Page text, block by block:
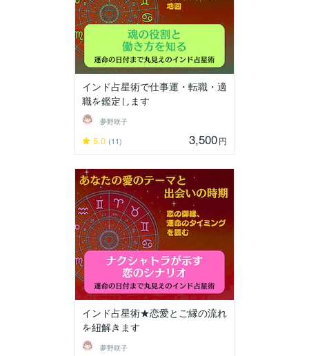
インド占星術で仕事運・転職・適
職を鑑定します
夢野咲子
5.0 (11) 3,500円
インド占星術★恋愛とご縁の流れ
を紐解きます
夢野咲子